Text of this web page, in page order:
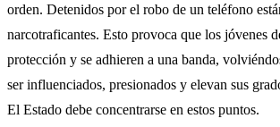
orden. Detenidos por el robo de un teléfono
narcotraficantes. Esto provoca que los jóvenes
protección y se adhieren a una banda,
ser influenciados, presionados y elevan sus
El Estado debe concentrarse en estos puntos.